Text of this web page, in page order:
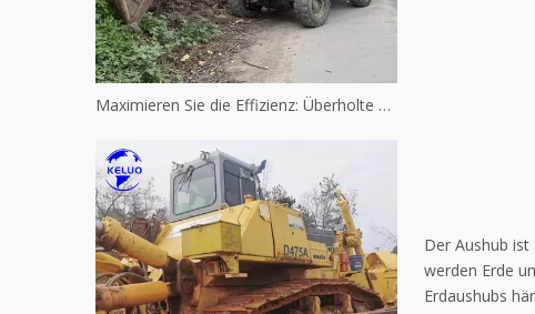
Maximieren Sie die Effizienz: Überholte gebrauchte Caterpillar-Maschinen
Der Aushub
werden Erde
Erdaushubs